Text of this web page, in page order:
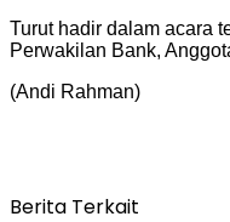
Turut hadir dalam acara
Perwakilan Bank,
(Andi Rahman)
Berita Terkait